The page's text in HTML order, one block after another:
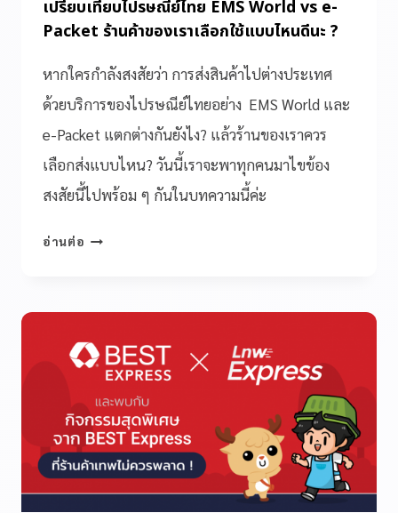
เปรียบเทียบไปรษณีย์ไทย EMS World vs e-
Packet ร้านค้าของเราเลือกใช้แบบไหนดีนะ ?
หากใครกำลังสงสัยว่า การส่งสินค้าไปต่างประเทศ
ด้วยบริการของไปรษณีย์ไทยอย่าง EMS World และ
e-Packet แตกต่างกันยังไง? แล้วร้านของเราควร
เลือกส่งแบบไหน? วันนี้เราจะพาทุกคนมาไขข้อง
สงสัยนี้ไปพร้อม ๆ กันในบทความนี้ค่ะ
อ่านต่อ